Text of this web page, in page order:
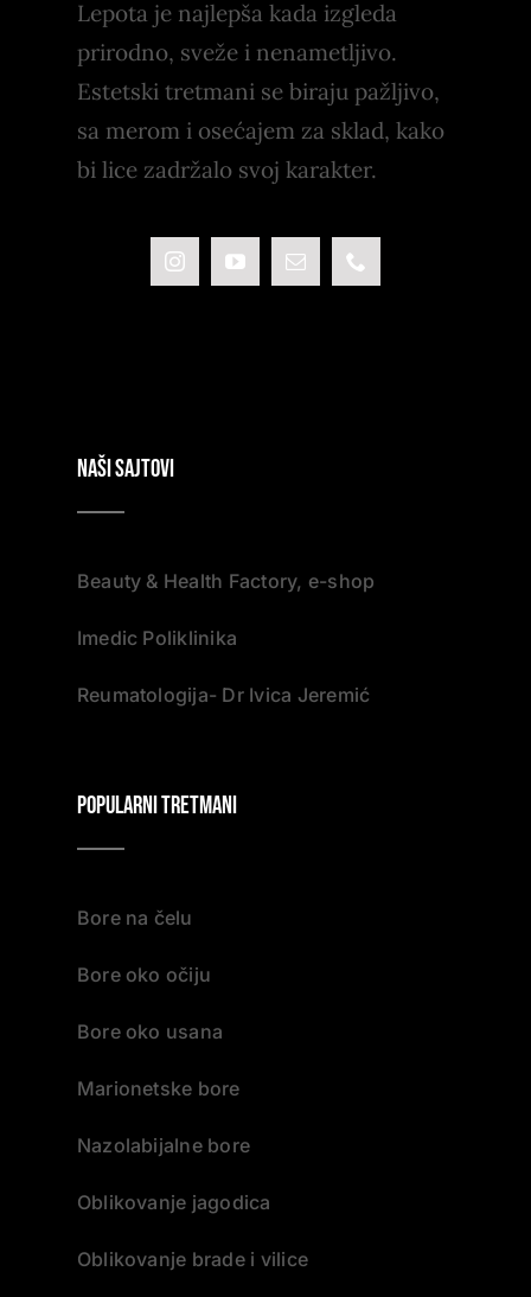
Lepota je najlepša kada izgleda
prirodno, sveže i nenametljivo.
Estetski tretmani se biraju pažljivo,
sa merom i osećajem za sklad, kako
bi lice zadržalo svoj karakter.
NAŠI SAJTOVI
Beauty & Health Factory, e-shop
Imedic Poliklinika
Reumatologija- Dr Ivica Jeremić
Popularni tretmani
Bore na čelu
Bore oko očiju
Bore oko usana
Marionetske bore
Nazolabijalne bore
Oblikovanje jagodica
Oblikovanje brade i vilice